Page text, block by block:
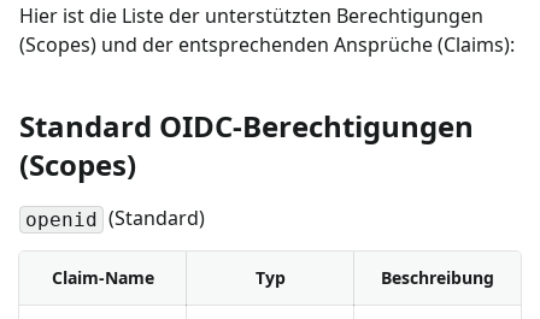
Hier ist die Liste der unterstützten Berechtigungen
(Scopes) und der entsprechenden Ansprüche (Claims):
Standard OIDC-Berechtigungen
(Scopes)
openid (Standard)
Claim-Name Typ Beschreibung